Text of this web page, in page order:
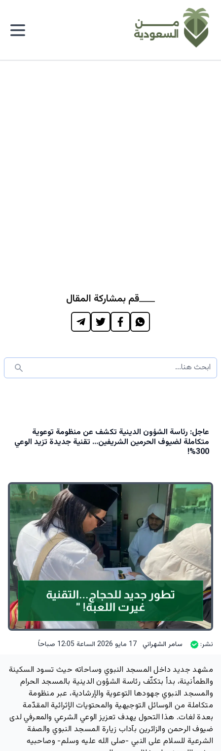
قم بمشاركة المقال
عاجل: رئاسة الشؤون الدينية تكشف عن منظومة توعوية
متكاملة لضيوف الحرمين الشريفين… تقنية جديدة تزيد الوعي
300%!
نشر: سامر الشهراني 17 مايو 2026 الساعة 12:05 صباحاً
مشهد جديد داخل المسجد النبوي وساحاته حيث تسود السكينة
والطمأنينة، بدأ بتكثّف رئاسة الشؤون الدينية بالمسجد الحرام
والمسجد النبوي جهودها التوعوية والإرشادية، عبر منظومة
متكاملة من الوسائل التوجيهية والمحتويات الإثرائية المقدّمة
بعدة لغات. هذا التحول يهدف تعزيز الوعي الشرعي والمعرفي لدى
ضيوف الرحمن والزائرين بآداب زيارة المسجد النبوي والصفة
الشرعية للسلام على النبي -صلى الله عليه وسلم- وصاحبيه